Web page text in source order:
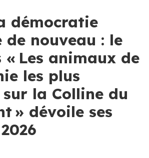
démocratie
nouveau : le
« Les animaux de
les plus
la Colline du
» dévoile ses